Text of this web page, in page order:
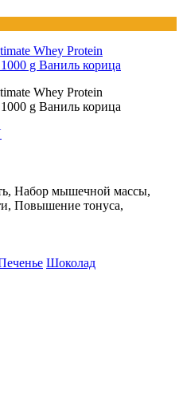
Набор мышечной массы,
Повышение тонуса,
Шоколад